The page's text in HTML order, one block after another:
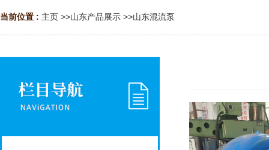
当前位置 : 主页 >>山东产品展示 >>山东混流泵